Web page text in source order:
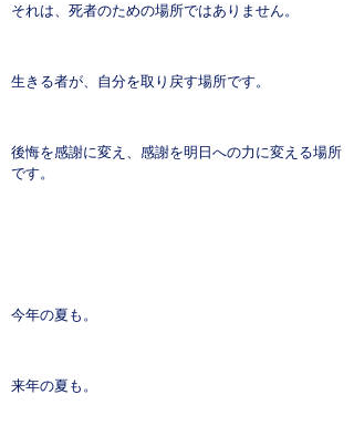
それは、死者のための場所ではありません。
生きる者が、自分を取り戻す場所です。
後悔を感謝に変え、感謝を明日への力に変える場所
です。
今年の夏も。
来年の夏も。